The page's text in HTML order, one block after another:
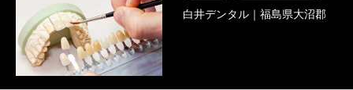
白井デンタル｜福島県大沼郡